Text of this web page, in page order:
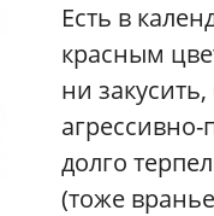
Есть в
красным
ни
долго
(тоже